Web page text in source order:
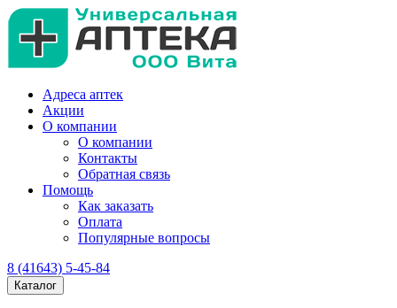
Адреса аптек
Акции
О компании
О компании
Контакты
Обратная связь
Помощь
Как заказать
Оплата
Популярные вопросы
8 (41643) 5-45-84
Каталог